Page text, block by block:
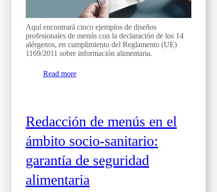
Aquí encontrará cinco ejemplos de diseños
profesionales de menús con la declaración de los 14
alérgenos, en cumplimiento del Reglamento (UE)
1169/2011 sobre información alimentaria.
Read more
Redacción de menús en el
ámbito socio-sanitario:
garantía de seguridad
alimentaria